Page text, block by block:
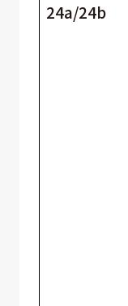
24a/24b